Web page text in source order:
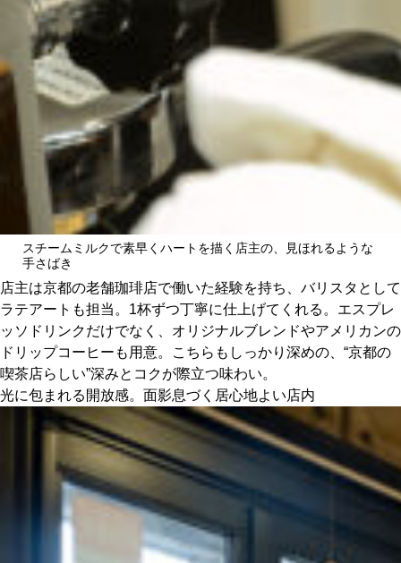
スチームミルクで素早くハートを描く店主の、見ほれるような
手さばき
店主は京都の老舗珈琲店で働いた経験を持ち、バリスタとして
ラテアートも担当。1杯ずつ丁寧に仕上げてくれる。エスプレ
ッソドリンクだけでなく、オリジナルブレンドやアメリカンの
ドリップコーヒーも用意。こちらもしっかり深めの、“京都の
喫茶店らしい”深みとコクが際立つ味わい。
光に包まれる開放感。面影息づく居心地よい店内